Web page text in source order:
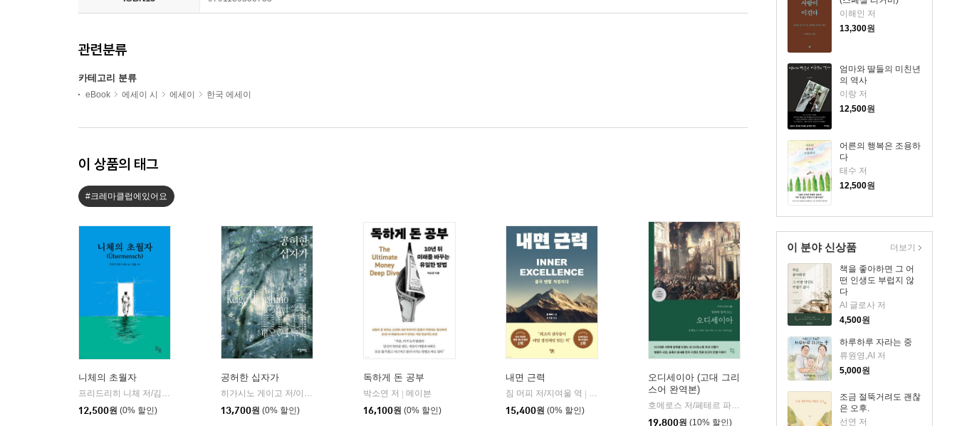
이해인 저
13,300원
엄마와 딸들의 미친년
의 역사
이랑 저
12,500원
어른의 행복은 조용하
다
태수 저
12,500원
이 분야 신상품
책을 좋아하면 그 어
떤 인생도 부럽지 않
다
AI 글로사 저
4,500원
하루하루 자라는 중
류원영,AI 저
5,000원
조금 절뚝거려도 괜찮
은 오후.
선연 저
더보기
관련분류
카테고리 분류
eBook 에세이 시 에세이 한국 에세이
이 상품의 태그
#크레마클럽에있어요
니체의 초월자
프리드리히 니체 저/김철 편역
12,500원 (0% 할인)
공허한 십자가
히가시노 게이고 저/이선희 역
자음과모음
13,700원 (0% 할인)
독하게 돈 공부
박소연 저
메이븐
16,100원 (0% 할인)
내면 근력
짐 머피 저/지여울 역
윌북(willbook)
15,400원 (0% 할인)
오디세이아 (고대 그리
스어 완역본)
호메로스 저/페테르 파울 루벤스 그림/박문재 역
현대지성
19,800원 (10% 할인)